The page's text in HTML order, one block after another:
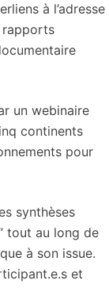
à l’adresse
rapports
un webinaire
continents
pour
synthèses
tout au long de
à son issue.
et